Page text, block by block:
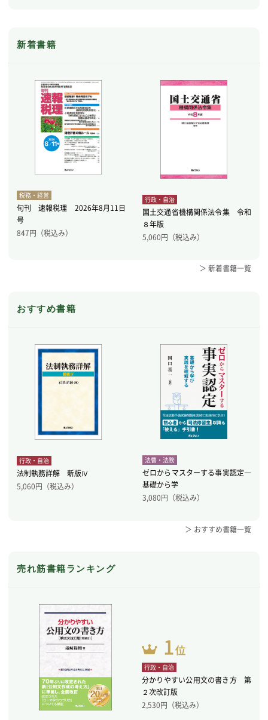
新着書籍
税務・経営
旬刊 速報税理 2026年8月11日
号
847円（税込み）
行政・自治
国土交通省機構関係法令集 令和
８年版
5,060円（税込み）
＞ 新着書籍一覧
おすすめ書籍
行政・自治
法制執務詳解 新版Ⅳ
5,060円（税込み）
法曹・法務
ゼロからマスターする事実認定―
基礎から学
3,080円（税込み）
＞ おすすめ書籍一覧
売れ筋書籍ランキング
行政・自治
分かりやすい公用文の書き方 第
２次改訂版
2,530円（税込み）